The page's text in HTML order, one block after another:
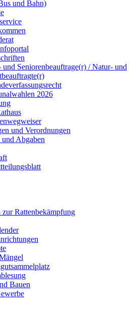
und Bahn)
und Seniorenbeauftrage(r) / Natur- und
2026
und Verordnungen
und Abgaben
Rattenbekämpfung
Bauen